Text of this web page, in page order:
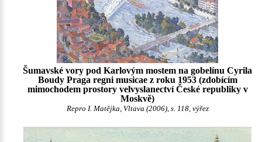
Šumavské vory pod Karlovým mostem na gobelínu Cyrila
Boudy Praga regni musicae z roku 1953 (zdobícím
mimochodem prostory velvyslanectví České republiky v
Moskvě)
Repro I. Matějka, Vltava (2006), s. 118, výřez